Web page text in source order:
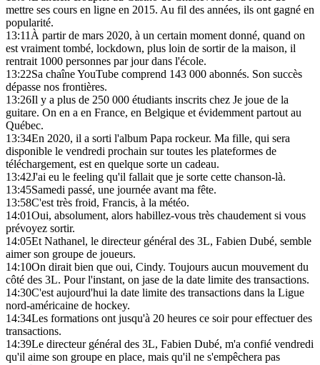
mettre ses cours en ligne en 2015. Au fil des années, ils ont gagné en
popularité.
13:11À partir de mars 2020, à un certain moment donné, quand on
est vraiment tombé, lockdown, plus loin de sortir de la maison, il
rentrait 1000 personnes par jour dans l'école.
13:22Sa chaîne YouTube comprend 143 000 abonnés. Son succès
dépasse nos frontières.
13:26Il y a plus de 250 000 étudiants inscrits chez Je joue de la
guitare. On en a en France, en Belgique et évidemment partout au
Québec.
13:34En 2020, il a sorti l'album Papa rockeur. Ma fille, qui sera
disponible le vendredi prochain sur toutes les plateformes de
téléchargement, est en quelque sorte un cadeau.
13:42J'ai eu le feeling qu'il fallait que je sorte cette chanson-là.
13:45Samedi passé, une journée avant ma fête.
13:58C'est très froid, Francis, à la météo.
14:01Oui, absolument, alors habillez-vous très chaudement si vous
prévoyez sortir.
14:05Et Nathanel, le directeur général des 3L, Fabien Dubé, semble
aimer son groupe de joueurs.
14:10On dirait bien que oui, Cindy. Toujours aucun mouvement du
côté des 3L. Pour l'instant, on jase de la date limite des transactions.
14:30C'est aujourd'hui la date limite des transactions dans la Ligue
nord-américaine de hockey.
14:34Les formations ont jusqu'à 20 heures ce soir pour effectuer des
transactions.
14:39Le directeur général des 3L, Fabien Dubé, m'a confié vendredi
qu'il aime son groupe en place, mais qu'il ne s'empêchera pas